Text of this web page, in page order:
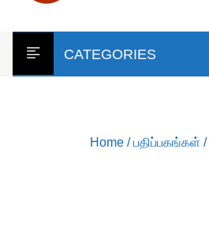
CATEGORIES
Home /பதிப்பகங்கள் /